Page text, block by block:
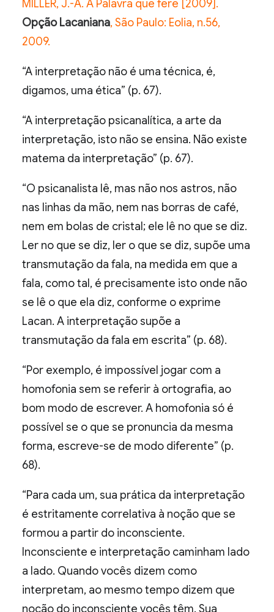
MILLER, J.-A. A Palavra que fere [2009].
Opção Lacaniana, São Paulo: Eolia, n.56,
2009.
“A interpretação não é uma técnica, é,
digamos, uma ética” (p. 67).
“A interpretação psicanalítica, a arte da
interpretação, isto não se ensina. Não existe
matema da interpretação” (p. 67).
“O psicanalista lê, mas não nos astros, não
nas linhas da mão, nem nas borras de café,
nem em bolas de cristal; ele lê no que se diz.
Ler no que se diz, ler o que se diz, supõe uma
transmutação da fala, na medida em que a
fala, como tal, é precisamente isto onde não
se lê o que ela diz, conforme o exprime
Lacan. A interpretação supõe a
transmutação da fala em escrita” (p. 68).
“Por exemplo, é impossível jogar com a
homofonia sem se referir à ortografia, ao
bom modo de escrever. A homofonia só é
possível se o que se pronuncia da mesma
forma, escreve-se de modo diferente” (p.
68).
“Para cada um, sua prática da interpretação
é estritamente correlativa à noção que se
formou a partir do inconsciente.
Inconsciente e interpretação caminham lado
a lado. Quando vocês dizem como
interpretam, ao mesmo tempo dizem que
noção do inconsciente vocês têm. Sua